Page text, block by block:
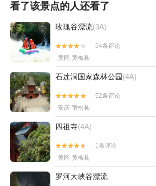
看了该景点的人还看了
玫瑰谷漂流(3A)


54条评论
黄冈·黄梅县
石莲洞国家森林公园(4A)


52条评论
安庆·宿松县
四祖寺(4A)


1条评论
黄冈·黄梅县
罗河大峡谷漂流